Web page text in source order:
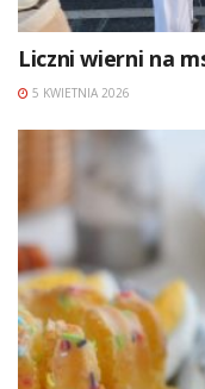
Liczni wierni na
5 KWIETNIA 2026